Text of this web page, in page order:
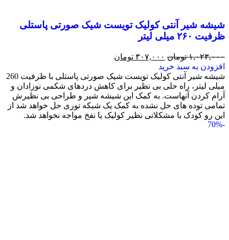
شیشه شیر آنتی کولیک تویست شیک صورتی پاستلی
ظرفیت ۲۶۰ میلی لیتر
۱,۰۲۳,۰۰۰ تومان ۳۰۷,۰۰۰ تومان
افزودن به سبد خرید
شیشه شیر آنتی کولیک تویست شیک صورتی پاستلی با ظرفیت 260
میلی لیتر، راه حلی بی نظیر برای کاهش دردهای شکمی نوزادان و
آرام کردن آنهاست. به کمک این شیشه شیر و طراحی بی نظیرش
تمامی توده های حل نشده به کمک یک شبکه توری حل خواهد شد از
این رو کودک با مشکلاتی نظیر کولیک یا نفخ مواجه نخواهد شد.
-70%